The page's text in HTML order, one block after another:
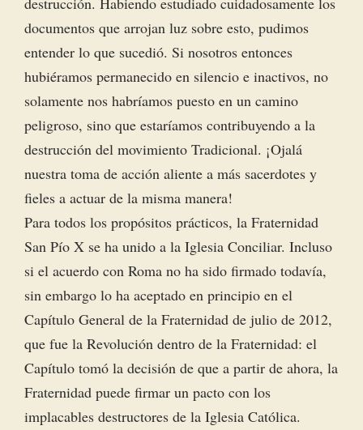
documentos que arrojan luz sobre esto, pudimos
entender lo que sucedió. Si nosotros entonces
hubiéramos permanecido en silencio e inactivos, no
solamente nos habríamos puesto en un camino
peligroso, sino que estaríamos contribuyendo a la
destrucción del movimiento Tradicional. ¡Ojalá
nuestra toma de acción aliente a más sacerdotes y
fieles a actuar de la misma manera!
Para todos los propósitos prácticos, la Fraternidad
San Pío X se ha unido a la Iglesia Conciliar. Incluso
si el acuerdo con Roma no ha sido firmado todavía,
sin embargo lo ha aceptado en principio en el
Capítulo General de la Fraternidad de julio de 2012,
que fue la Revolución dentro de la Fraternidad: el
Capítulo tomó la decisión de que a partir de ahora, la
Fraternidad puede firmar un pacto con los
implacables destructores de la Iglesia Católica.